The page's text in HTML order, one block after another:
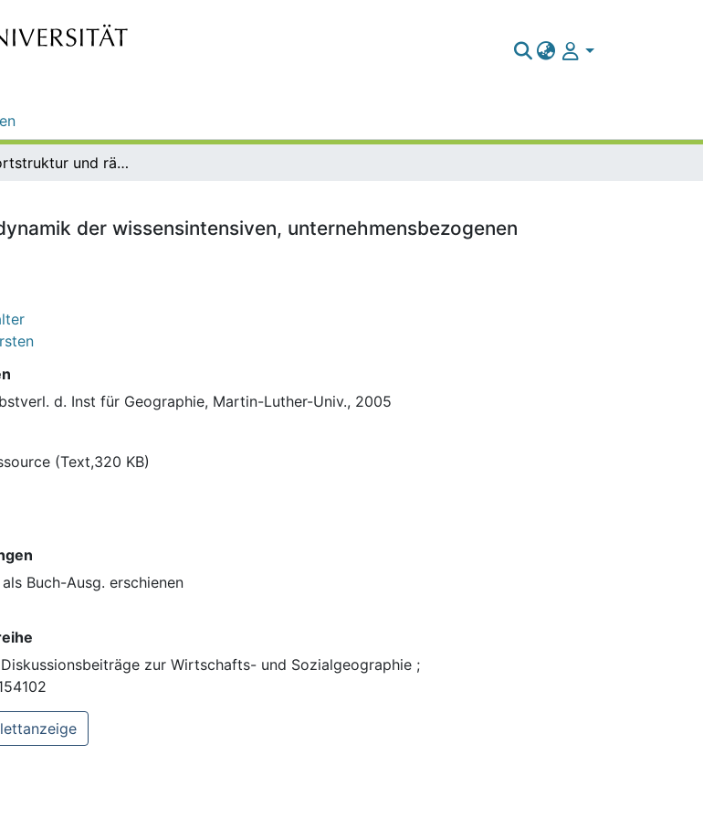
Standortstruktur und räumliche Entwicklungsdynamik der wissensintensiven, unternehmensbezogenen Dienstleistungen in Finnland / Walter Thomi ...
der wissensintensiven, unternehmensbezogenen
d. Inst für Geographie, Martin-Luther-Univ., 2005
(Text,320 KB)
Buch-Ausg. erschienen
zur Wirtschafts- und Sozialgeographie ;